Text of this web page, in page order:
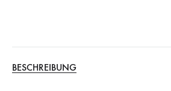
BESCHREIBUNG